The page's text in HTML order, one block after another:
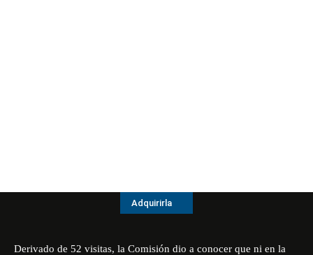
Adquirirla
Derivado de 52 visitas, la Comisión dio a conocer que ni en la